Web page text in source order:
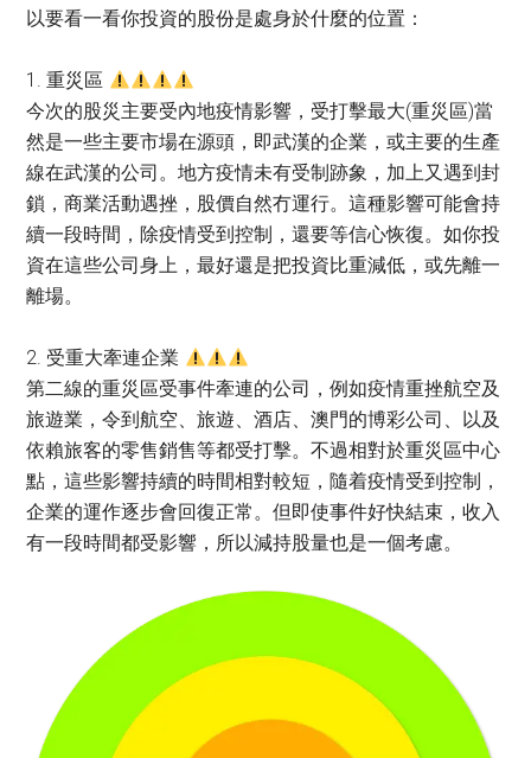
以要看一看你投資的股份是處身於什麼的位置：
1. 重災區
今次的股災主要受內地疫情影響，受打擊最大(重災區)當
然是一些主要市場在源頭，即武漢的企業，或主要的生產
線在武漢的公司。地方疫情未有受制跡象，加上又遇到封
鎖，商業活動遇挫，股價自然冇運行。這種影響可能會持
續一段時間，除疫情受到控制，還要等信心恢復。如你投
資在這些公司身上，最好還是把投資比重減低，或先離一
離場。
2. 受重大牽連企業
第二線的重災區受事件牽連的公司，例如疫情重挫航空及
旅遊業，令到航空、旅遊、酒店、澳門的博彩公司、以及
依賴旅客的零售銷售等都受打擊。不過相對於重災區中心
點，這些影響持續的時間相對較短，隨着疫情受到控制，
企業的運作逐步會回復正常。但即使事件好快結束，收入
有一段時間都受影響，所以減持股量也是一個考慮。